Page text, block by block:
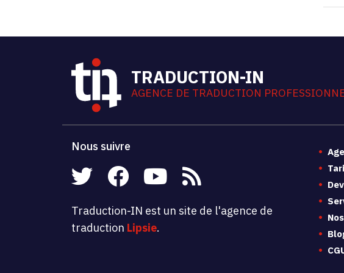
TRADUCTION-IN
AGENCE DE TRADUCTION
Nous suivre
Traduction-IN est un site de l'agence de
traduction Lipsie.